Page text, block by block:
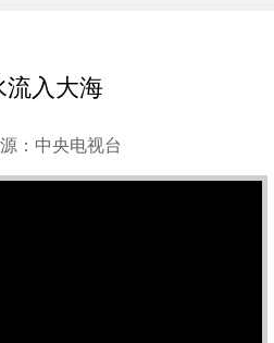
流入大海
：中央电视台